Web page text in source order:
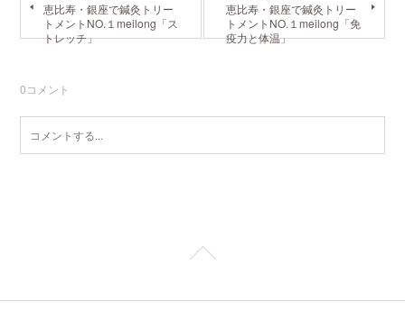
恵比寿・銀座で鍼灸トリー
トメントNO.１meilong「ス
トレッチ」
恵比寿・銀座で鍼灸トリー
トメントNO.１meilong「免
疫力と体温」
0コメント